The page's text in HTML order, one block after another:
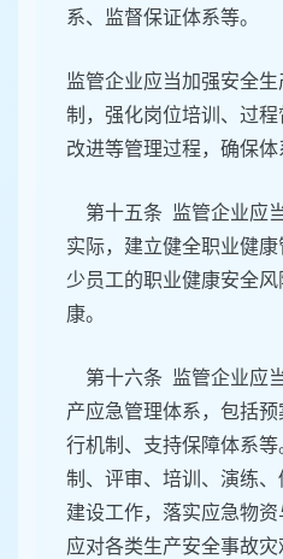
系、监督保证体系等。
监管企业应当加强安全
制，强化岗位培训、过
改进等管理过程，确保体
第十五条 监管企业应
实际，建立健全职业健
少员工的职业健康安全
康。
第十六条 监管企业应
产应急管理体系，包括
行机制、支持保障体系
制、评审、培训、演练
建设工作，落实应急物
应对各类生产安全事故灾